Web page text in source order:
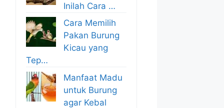
Inilah Cara …
Cara Memilih
Pakan Burung
Kicau yang
Tep…
Manfaat Madu
untuk Burung
agar Kebal